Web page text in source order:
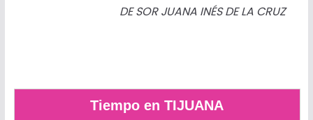
c
r
DE SOR JUANA INÉS DE LA CRUZ
Tiempo en TIJUANA